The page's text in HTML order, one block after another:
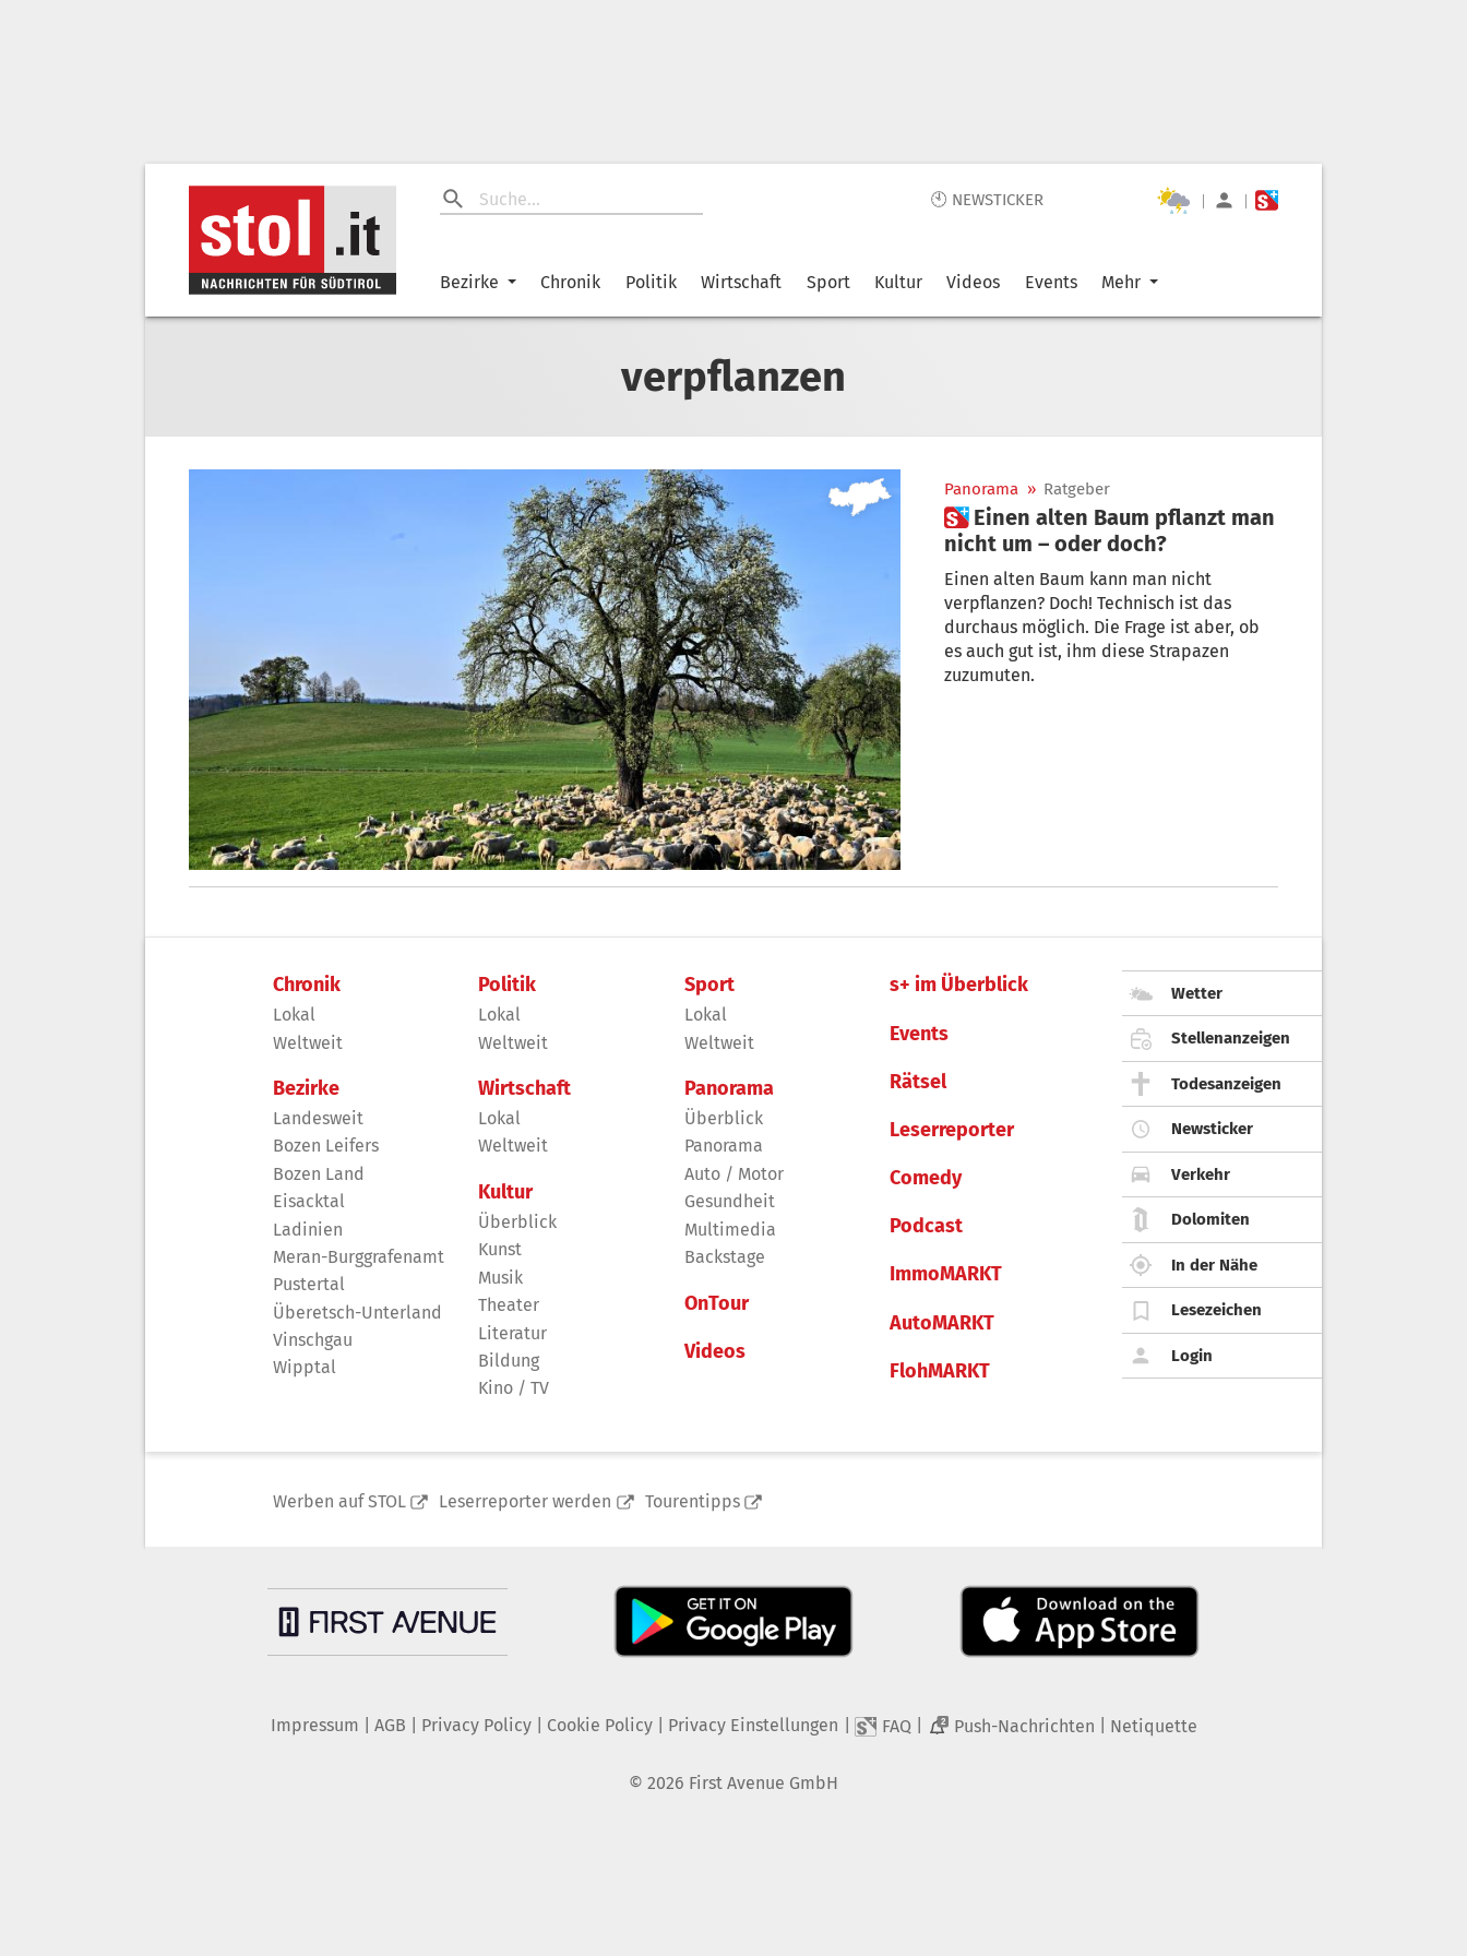
🕙 NEWSTICKER | |
Bezirke Chronik Politik Wirtschaft Sport Kultur Videos Events Mehr
verpflanzen
Panorama » Ratgeber
 Einen alten Baum pflanzt man
nicht um – oder doch?
Einen alten Baum kann man nicht
verpflanzen? Doch! Technisch ist das
durchaus möglich. Die Frage ist aber, ob
es auch gut ist, ihm diese Strapazen
zuzumuten.
Chronik
Lokal
Weltweit
Bezirke
Landesweit
Bozen Leifers
Bozen Land
Eisacktal
Ladinien
Meran-Burggrafenamt
Pustertal
Überetsch-Unterland
Vinschgau
Wipptal
Politik
Lokal
Weltweit
Wirtschaft
Lokal
Weltweit
Kultur
Überblick
Kunst
Musik
Theater
Literatur
Bildung
Kino / TV
Sport
Lokal
Weltweit
Panorama
Überblick
Panorama
Auto / Motor
Gesundheit
Multimedia
Backstage
OnTour
Videos
s+ im Überblick
Events
Rätsel
Leserreporter
Comedy
Podcast
ImmoMARKT
AutoMARKT
FlohMARKT
Wetter
Stellenanzeigen
Todesanzeigen
Newsticker
Verkehr
Dolomiten
In der Nähe
Lesezeichen
Login
Werben auf STOL Leserreporter werden Tourentipps
Impressum AGB Privacy Policy| Cookie Policy| Privacy Einstellungen FAQ 2 Push-Nachrichten Netiquette
© 2026 First Avenue GmbH